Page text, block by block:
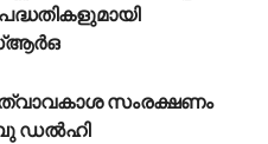
സംരക്ഷണം
ഡൽഹി